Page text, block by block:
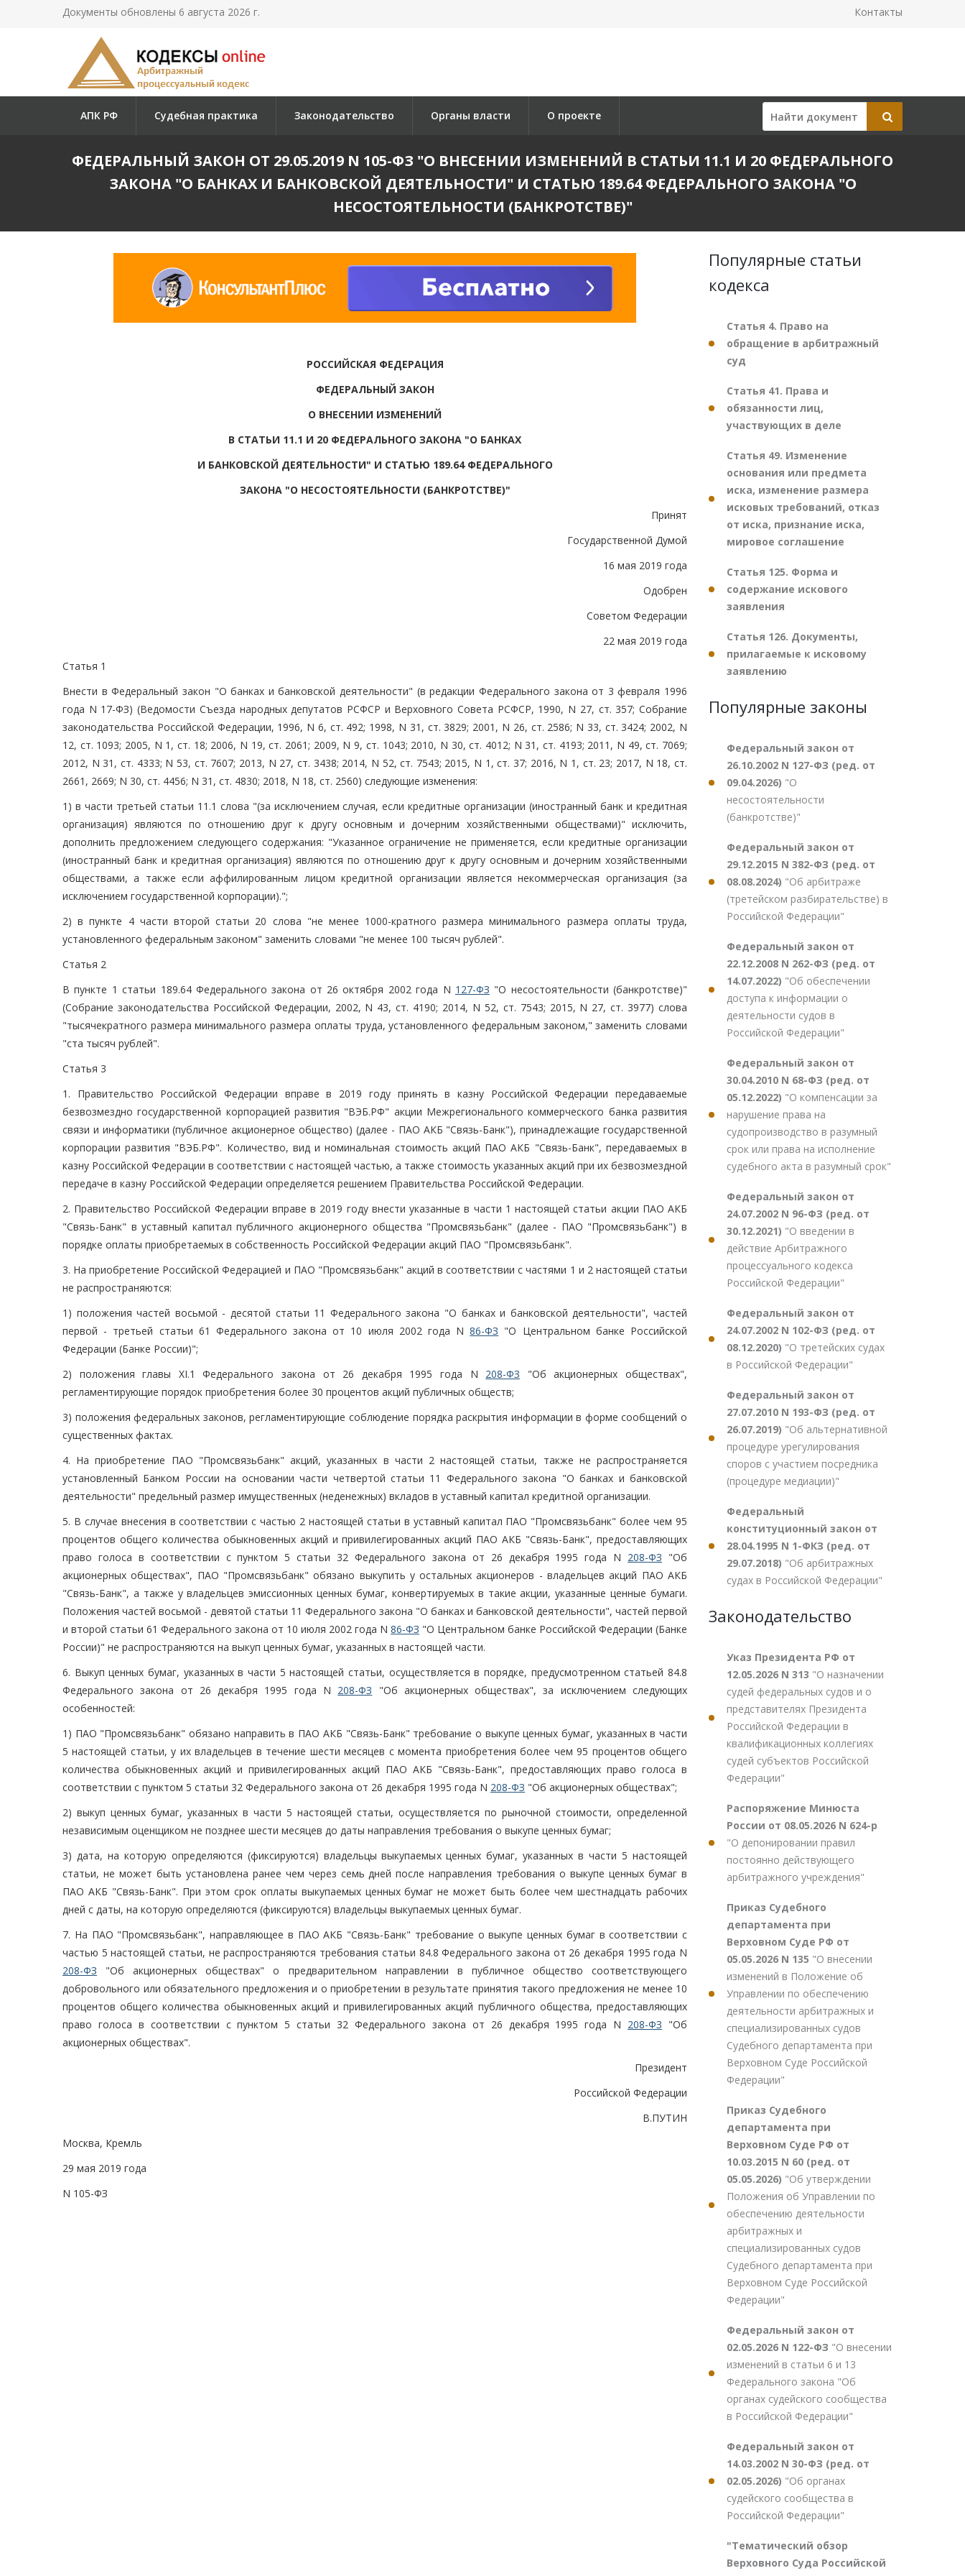
Документы обновлены 6 августа 2026 г. Контакты
АПК РФ Судебная практика Законодательство Органы власти О проекте
ФЕДЕРАЛЬНЫЙ ЗАКОН ОТ 29.05.2019 N 105-ФЗ "О ВНЕСЕНИИ ИЗМЕНЕНИЙ В СТАТЬИ 11.1 И 20 ФЕДЕРАЛЬНОГО
ЗАКОНА "О БАНКАХ И БАНКОВСКОЙ ДЕЯТЕЛЬНОСТИ" И СТАТЬЮ 189.64 ФЕДЕРАЛЬНОГО ЗАКОНА "О
НЕСОСТОЯТЕЛЬНОСТИ (БАНКРОТСТВЕ)"
РОССИЙСКАЯ ФЕДЕРАЦИЯ
ФЕДЕРАЛЬНЫЙ ЗАКОН
О ВНЕСЕНИИ ИЗМЕНЕНИЙ
В СТАТЬИ 11.1 И 20 ФЕДЕРАЛЬНОГО ЗАКОНА "О БАНКАХ
И БАНКОВСКОЙ ДЕЯТЕЛЬНОСТИ" И СТАТЬЮ 189.64 ФЕДЕРАЛЬНОГО
ЗАКОНА "О НЕСОСТОЯТЕЛЬНОСТИ (БАНКРОТСТВЕ)"
Принят
Государственной Думой
16 мая 2019 года
Одобрен
Советом Федерации
22 мая 2019 года
Статья 1
Внести в Федеральный закон "О банках и банковской деятельности" (в редакции Федерального закона от 3 февраля 1996
года N 17-ФЗ) (Ведомости Съезда народных депутатов РСФСР и Верховного Совета РСФСР, 1990, N 27, ст. 357; Собрание
законодательства Российской Федерации, 1996, N 6, ст. 492; 1998, N 31, ст. 3829; 2001, N 26, ст. 2586; N 33, ст. 3424; 2002, N
12, ст. 1093; 2005, N 1, ст. 18; 2006, N 19, ст. 2061; 2009, N 9, ст. 1043; 2010, N 30, ст. 4012; N 31, ст. 4193; 2011, N 49, ст. 7069;
2012, N 31, ст. 4333; N 53, ст. 7607; 2013, N 27, ст. 3438; 2014, N 52, ст. 7543; 2015, N 1, ст. 37; 2016, N 1, ст. 23; 2017, N 18, ст.
2661, 2669; N 30, ст. 4456; N 31, ст. 4830; 2018, N 18, ст. 2560) следующие изменения:
1) в части третьей статьи 11.1 слова "(за исключением случая, если кредитные организации (иностранный банк и кредитная
организация) являются по отношению друг к другу основным и дочерним хозяйственными обществами)" исключить,
дополнить предложением следующего содержания: "Указанное ограничение не применяется, если кредитные организации
(иностранный банк и кредитная организация) являются по отношению друг к другу основным и дочерним хозяйственными
обществами, а также если аффилированным лицом кредитной организации является некоммерческая организация (за
исключением государственной корпорации).";
2) в пункте 4 части второй статьи 20 слова "не менее 1000-кратного размера минимального размера оплаты труда,
установленного федеральным законом" заменить словами "не менее 100 тысяч рублей".
Статья 2
В пункте 1 статьи 189.64 Федерального закона от 26 октября 2002 года N 127-ФЗ "О несостоятельности (банкротстве)"
(Собрание законодательства Российской Федерации, 2002, N 43, ст. 4190; 2014, N 52, ст. 7543; 2015, N 27, ст. 3977) слова
"тысячекратного размера минимального размера оплаты труда, установленного федеральным законом," заменить словами
"ста тысяч рублей".
Статья 3
1. Правительство Российской Федерации вправе в 2019 году принять в казну Российской Федерации передаваемые
безвозмездно государственной корпорацией развития "ВЭБ.РФ" акции Межрегионального коммерческого банка развития
связи и информатики (публичное акционерное общество) (далее - ПАО АКБ "Связь-Банк"), принадлежащие государственной
корпорации развития "ВЭБ.РФ". Количество, вид и номинальная стоимость акций ПАО АКБ "Связь-Банк", передаваемых в
казну Российской Федерации в соответствии с настоящей частью, а также стоимость указанных акций при их безвозмездной
передаче в казну Российской Федерации определяется решением Правительства Российской Федерации.
2. Правительство Российской Федерации вправе в 2019 году внести указанные в части 1 настоящей статьи акции ПАО АКБ
"Связь-Банк" в уставный капитал публичного акционерного общества "Промсвязьбанк" (далее - ПАО "Промсвязьбанк") в
порядке оплаты приобретаемых в собственность Российской Федерации акций ПАО "Промсвязьбанк".
3. На приобретение Российской Федерацией и ПАО "Промсвязьбанк" акций в соответствии с частями 1 и 2 настоящей статьи
не распространяются:
1) положения частей восьмой - десятой статьи 11 Федерального закона "О банках и банковской деятельности", частей
первой - третьей статьи 61 Федерального закона от 10 июля 2002 года N86-ФЗ "О Центральном банке Российской
Федерации (Банке России)";
2) положения главы XI.1 Федерального закона от 26 декабря 1995 года N 208-ФЗ "Об акционерных обществах",
регламентирующие порядок приобретения более 30 процентов акций публичных обществ;
3) положения федеральных законов, регламентирующие соблюдение порядка раскрытия информации в форме сообщений о
существенных фактах.
4. На приобретение ПАО "Промсвязьбанк" акций, указанных в части 2 настоящей статьи, также не распространяется
установленный Банком России на основании части четвертой статьи 11 Федерального закона "О банках и банковской
деятельности" предельный размер имущественных (неденежных) вкладов в уставный капитал кредитной организации.
5. В случае внесения в соответствии с частью 2 настоящей статьи в уставный капитал ПАО "Промсвязьбанк" более чем 95
процентов общего количества обыкновенных акций и привилегированных акций ПАО АКБ "Связь-Банк", предоставляющих
право голоса в соответствии с пунктом 5 статьи 32 Федерального закона от 26 декабря 1995 года N 208-ФЗ "Об
акционерных обществах", ПАО "Промсвязьбанк" обязано выкупить у остальных акционеров - владельцев акций ПАО АКБ
"Связь-Банк", а также у владельцев эмиссионных ценных бумаг, конвертируемых в такие акции, указанные ценные бумаги.
Положения частей восьмой - девятой статьи 11 Федерального закона "О банках и банковской деятельности", частей первой
и второй статьи 61 Федерального закона от 10 июля 2002 года N 86-ФЗ "О Центральном банке Российской Федерации (Банке
России)" не распространяются на выкуп ценных бумаг, указанных в настоящей части.
6. Выкуп ценных бумаг, указанных в части 5 настоящей статьи, осуществляется в порядке, предусмотренном статьей 84.8
Федерального закона от 26 декабря 1995 года N 208-ФЗ "Об акционерных обществах", за исключением следующих
особенностей:
1) ПАО "Промсвязьбанк" обязано направить в ПАО АКБ "Связь-Банк" требование о выкупе ценных бумаг, указанных в части
5 настоящей статьи, у их владельцев в течение шести месяцев с момента приобретения более чем 95 процентов общего
количества обыкновенных акций и привилегированных акций ПАО АКБ "Связь-Банк", предоставляющих право голоса в
соответствии с пунктом 5 статьи 32 Федерального закона от 26 декабря 1995 года N 208-ФЗ "Об акционерных обществах";
2) выкуп ценных бумаг, указанных в части 5 настоящей статьи, осуществляется по рыночной стоимости, определенной
независимым оценщиком не позднее шести месяцев до даты направления требования о выкупе ценных бумаг;
3) дата, на которую определяются (фиксируются) владельцы выкупаемых ценных бумаг, указанных в части 5 настоящей
статьи, не может быть установлена ранее чем через семь дней после направления требования о выкупе ценных бумаг в
ПАО АКБ "Связь-Банк". При этом срок оплаты выкупаемых ценных бумаг не может быть более чем шестнадцать рабочих
дней с даты, на которую определяются (фиксируются) владельцы выкупаемых ценных бумаг.
7. На ПАО "Промсвязьбанк", направляющее в ПАО АКБ "Связь-Банк" требование о выкупе ценных бумаг в соответствии с
частью 5 настоящей статьи, не распространяются требования статьи 84.8 Федерального закона от 26 декабря 1995 года N
208-ФЗ "Об акционерных обществах" о предварительном направлении в публичное общество соответствующего
добровольного или обязательного предложения и о приобретении в результате принятия такого предложения не менее 10
процентов общего количества обыкновенных акций и привилегированных акций публичного общества, предоставляющих
право голоса в соответствии с пунктом 5 статьи 32 Федерального закона от 26 декабря 1995 года N 208-ФЗ "Об
акционерных обществах".
Президент
Российской Федерации
В.ПУТИН
Москва, Кремль
29 мая 2019 года
N 105-ФЗ
Популярные статьи
кодекса
Статья 4. Право на
обращение в арбитражный
суд
Статья 41. Права и
обязанности лиц,
участвующих в деле
Статья 49. Изменение
основания или предмета
иска, изменение размера
исковых требований, отказ
от иска, признание иска,
мировое соглашение
Статья 125. Форма и
содержание искового
заявления
Статья 126. Документы,
прилагаемые к исковому
заявлению
Популярные законы
Федеральный закон от
26.10.2002 N 127-ФЗ (ред. от
09.04.2026) "О
несостоятельности
(банкротстве)"
Федеральный закон от
29.12.2015 N 382-ФЗ (ред. от
08.08.2024) "Об арбитраже
(третейском разбирательстве) в
Российской Федерации"
Федеральный закон от
22.12.2008 N 262-ФЗ (ред. от
14.07.2022) "Об обеспечении
доступа к информации о
деятельности судов в
Российской Федерации"
Федеральный закон от
30.04.2010 N 68-ФЗ (ред. от
05.12.2022) "О компенсации за
нарушение права на
судопроизводство в разумный
срок или права на исполнение
судебного акта в разумный срок"
Федеральный закон от
24.07.2002 N 96-ФЗ (ред. от
30.12.2021) "О введении в
действие Арбитражного
процессуального кодекса
Российской Федерации"
Федеральный закон от
24.07.2002 N 102-ФЗ (ред. от
08.12.2020) "О третейских судах
в Российской Федерации"
Федеральный закон от
27.07.2010 N 193-ФЗ (ред. от
26.07.2019) "Об альтернативной
процедуре урегулирования
споров с участием посредника
(процедуре медиации)"
Федеральный
конституционный закон от
28.04.1995 N 1-ФКЗ (ред. от
29.07.2018) "Об арбитражных
судах в Российской Федерации"
Законодательство
Указ Президента РФ от
12.05.2026 N 313 "О назначении
судей федеральных судов и о
представителях Президента
Российской Федерации в
квалификационных коллегиях
судей субъектов Российской
Федерации"
Распоряжение Минюста
России от 08.05.2026 N 624-р
"О депонировании правил
постоянно действующего
арбитражного учреждения"
Приказ Судебного
департамента при
Верховном Суде РФ от
05.05.2026 N 135 "О внесении
изменений в Положение об
Управлении по обеспечению
деятельности арбитражных и
специализированных судов
Судебного департамента при
Верховном Суде Российской
Федерации"
Приказ Судебного
департамента при
Верховном Суде РФ от
10.03.2015 N 60 (ред. от
05.05.2026) "Об утверждении
Положения об Управлении по
обеспечению деятельности
арбитражных и
специализированных судов
Судебного департамента при
Верховном Суде Российской
Федерации"
Федеральный закон от
02.05.2026 N 122-ФЗ "О внесении
изменений в статьи 6 и 13
Федерального закона "Об
органах судейского сообщества
в Российской Федерации"
Федеральный закон от
14.03.2002 N 30-ФЗ (ред. от
02.05.2026) "Об органах
судейского сообщества в
Российской Федерации"
"Тематический обзор
Верховного Суда Российской